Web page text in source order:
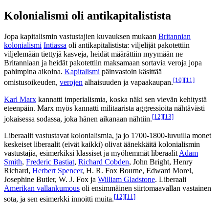
Kolonialismi oli antikapitalistista
Jopa kapitalismin vastustajien kuvauksen mukaan Britannian
kolonialismi Intiassa oli antikapitalistista: viljelijät pakotettiin
viljelemään tiettyjä kasveja, heidät määrättiin myymään ne
Britanniaan ja heidät pakotettiin maksamaan sortavia veroja jopa
pahimpina aikoina. Kapitalismi päinvastoin käsittää
omistusoikeuden, verojen alhaisuuden ja vapaakaupan.[10][11]
Karl Marx kannatti imperialismia, koska näki sen vievän kehitystä
eteenpäin. Marx myös kannatti militaarista aggressioita nähtävästi
jokaisessa sodassa, joka hänen aikanaan nähtiin.[12][13]
Liberaalit vastustavat kolonialismia, ja jo 1700-1800-luvuilla monet
keskeiset liberaalit (eivät kaikki) olivat äänekkäitä kolonialismin
vastustajia, esimerkiksi klassiset ja myöhemmät liberaalit Adam
Smith, Frederic Bastiat, Richard Cobden, John Bright, Henry
Richard, Herbert Spencer, H. R. Fox Bourne, Edward Morel,
Josephine Butler, W. J. Fox ja William Gladstone. Liberaali
Amerikan vallankumous oli ensimmäinen siirtomaavallan vastainen
sota, ja sen esimerkki innoitti muita.[12][11]